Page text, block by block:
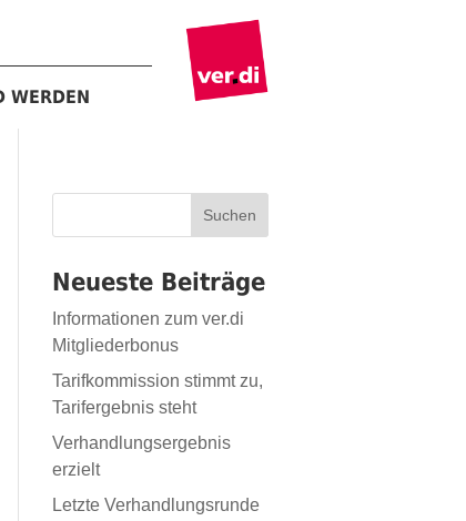
WERDEN
Suchen
Neueste Beiträge
Informationen zum ver.di
Mitgliederbonus
Tarifkommission stimmt zu,
Tarifergebnis steht
Verhandlungsergebnis
erzielt
Letzte Verhandlungsrunde